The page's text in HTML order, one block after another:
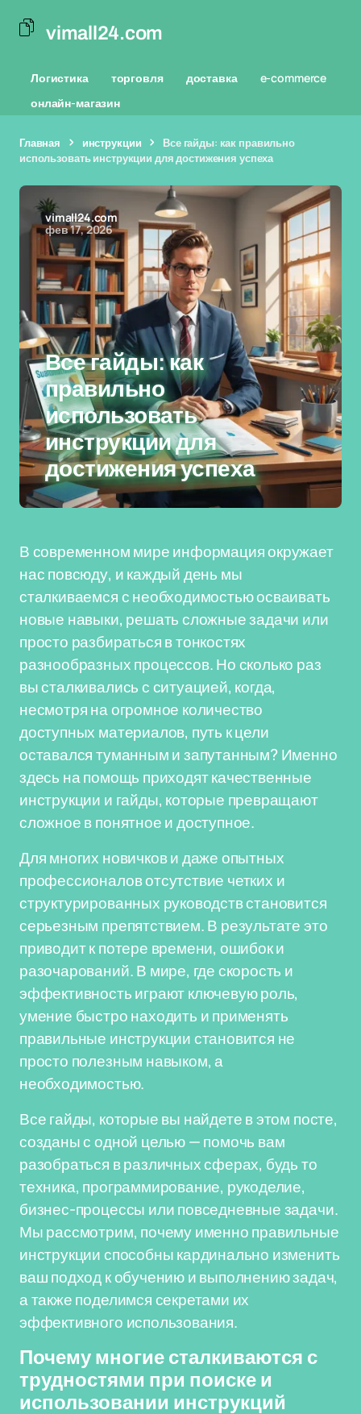
vimall24.com
Логистика торговля доставка
e-commerce
онлайн-магазин
Главная инструкции
Все гайды: как правильно
использовать инструкции для достижения успеха
vimall24.com
фев 17, 2026
Все гайды: как
правильно
использовать
инструкции для
достижения успеха
В современном мире информация окружает
нас повсюду, и каждый день мы
сталкиваемся с необходимостью осваивать
новые навыки, решать сложные задачи или
просто разбираться в тонкостях
разнообразных процессов. Но сколько раз
вы сталкивались с ситуацией, когда,
несмотря на огромное количество
доступных материалов, путь к цели
оставался туманным и запутанным? Именно
здесь на помощь приходят качественные
инструкции и гайды, которые превращают
сложное в понятное и доступное.
Для многих новичков и даже опытных
профессионалов отсутствие четких и
структурированных руководств становится
серьезным препятствием. В результате это
приводит к потере времени, ошибок и
разочарований. В мире, где скорость и
эффективность играют ключевую роль,
умение быстро находить и применять
правильные инструкции становится не
просто полезным навыком, а
необходимостью.
Все гайды, которые вы найдете в этом посте,
созданы с одной целью — помочь вам
разобраться в различных сферах, будь то
техника, программирование, рукоделие,
бизнес-процессы или повседневные задачи.
Мы рассмотрим, почему именно правильные
инструкции способны кардинально изменить
ваш подход к обучению и выполнению задач,
а также поделимся секретами их
эффективного использования.
Почему многие сталкиваются с
трудностями при поиске и
использовании инструкций